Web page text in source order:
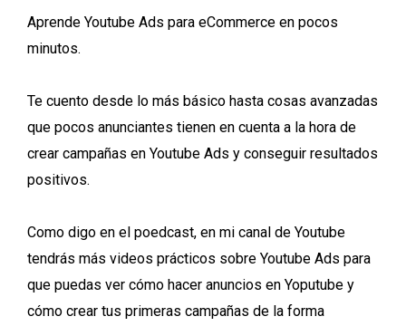
Aprende Youtube Ads para eCommerce en pocos
minutos.
Te cuento desde lo más básico hasta cosas avanzadas
que pocos anunciantes tienen en cuenta a la hora de
crear campañas en Youtube Ads y conseguir resultados
positivos.
Como digo en el poedcast, en mi canal de Youtube
tendrás más videos prácticos sobre Youtube Ads para
que puedas ver cómo hacer anuncios en Yoputube y
cómo crear tus primeras campañas de la forma